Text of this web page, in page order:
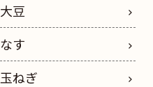
大豆
なす
玉ねぎ